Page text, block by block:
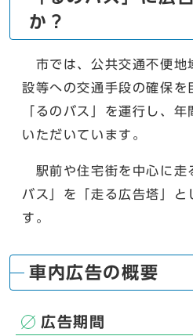
か？
市では、公共交通不便地
設等への交通手段の確保を
「るのバス」を運行し、
いただいています。
駅前や住宅街を中心に走
バス」を「走る広告塔」と
す。
車内広告の概要
広告期間